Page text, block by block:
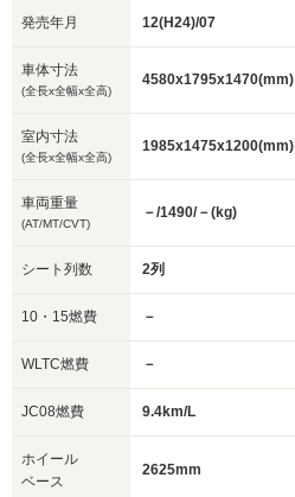
発売年月 12(H24)/07
車体寸法
(全長x全幅x全高)
4580x1795x1470(mm)
室内寸法
(全長x全幅x全高)
1985x1475x1200(mm)
車両重量
(AT/MT/CVT)
－/1490/－(kg)
シート列数 2列
10・15燃費 －
WLTC燃費 －
JC08燃費 9.4km/L
ホイール
ベース
2625mm